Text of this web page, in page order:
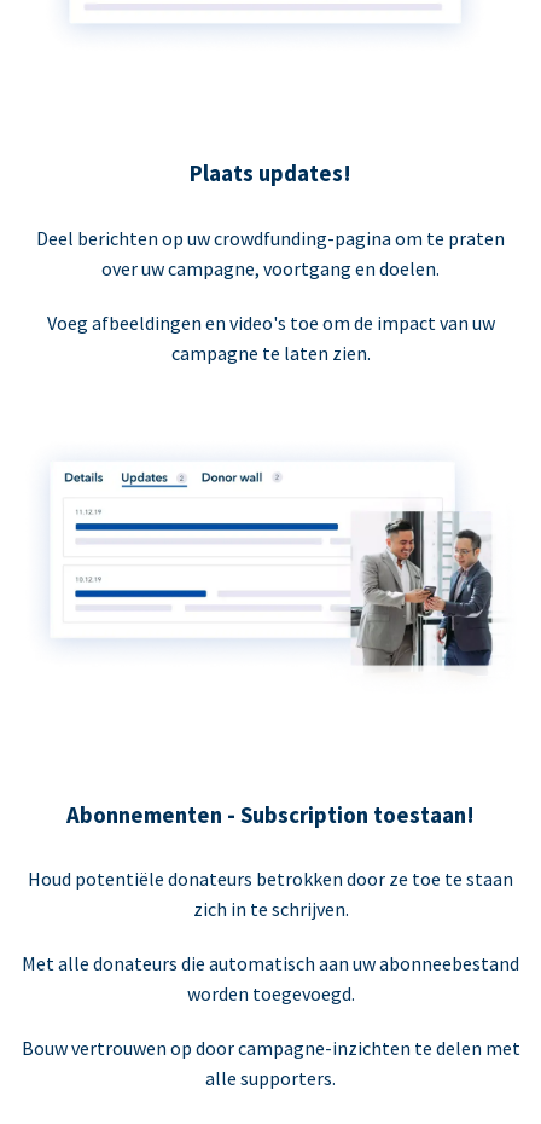
Plaats updates!
Deel berichten op uw crowdfunding-pagina om te praten
over uw campagne, voortgang en doelen.
Voeg afbeeldingen en video's toe om de impact van uw
campagne te laten zien.
Abonnementen - Subscription toestaan!
Houd potentiële donateurs betrokken door ze toe te staan
zich in te schrijven.
Met alle donateurs die automatisch aan uw abonneebestand
worden toegevoegd.
Bouw vertrouwen op door campagne-inzichten te delen met
alle supporters.